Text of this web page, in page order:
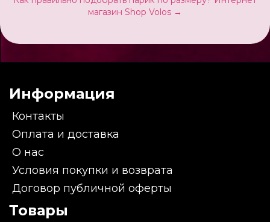
магазин Shop Volos →
Информация
Контакты
Оплата и доставка
О нас
Условия покупки и возврата
Договор публичной оферты
Товары